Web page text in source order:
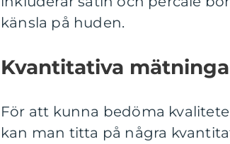
känsla på huden.
Kvantitativa
För att kunna bedöma
kan man titta på några